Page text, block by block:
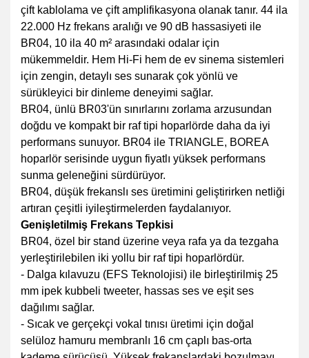
çift kablolama ve çift amplifikasyona olanak tanır. 44 ila
22.000 Hz frekans aralığı ve 90 dB hassasiyeti ile
BR04, 10 ila 40 m² arasındaki odalar için
mükemmeldir. Hem Hi-Fi hem de ev sinema sistemleri
için zengin, detaylı ses sunarak çok yönlü ve
sürükleyici bir dinleme deneyimi sağlar.
BR04, ünlü BR03'ün sınırlarını zorlama arzusundan
doğdu ve kompakt bir raf tipi hoparlörde daha da iyi
performans sunuyor. BR04 ile TRIANGLE, BOREA
hoparlör serisinde uygun fiyatlı yüksek performans
sunma geleneğini sürdürüyor.
BR04, düşük frekanslı ses üretimini geliştirirken netliği
artıran çeşitli iyileştirmelerden faydalanıyor.
Genişletilmiş Frekans Tepkisi
BR04, özel bir stand üzerine veya rafa ya da tezgaha
yerleştirilebilen iki yollu bir raf tipi hoparlördür.
- Dalga kılavuzu (EFS Teknolojisi) ile birleştirilmiş 25
mm ipek kubbeli tweeter, hassas ses ve eşit ses
dağılımı sağlar.
- Sıcak ve gerçekçi vokal tınısı üretimi için doğal
selüloz hamuru membranlı 16 cm çaplı bas-orta